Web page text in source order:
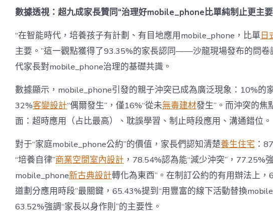
設
計
成
為
“成
西”，
而
非
“家
庭
戰
場”〉
中
數據透視：超九成家長贊同“治理好mobile_phone比單純制止更主
“在智能時代，培養孩子有計劃、有目地應用mobile_phone，比單日
主要。”這一觀點獲得了93.35%的家長認同——沙龍現場發布的問卷
代家長對mobile_phone治理的基礎共識。
數據顯示，mobile_phone引發的親子沖突已成為廣泛現象：10%的
32%客變設計“偶爾發生”，僅16%“從未無毒建材發生”。而沖突的焦
面：超時應用（占比最高）、耽誤學習、制止時段應用、溝通錯位。
對于“家庭mobile_phone公約”的價值，家長們認知清楚養生住宅 ：
“培養自律”商業空間室內設計 ，78.54%認為能“減少沖突”，77.25%
mobile_phone新古典設計轉化為東西”。在制訂公約的有用辦法上，
道劃分應用時段”最關鍵，65.43%提到“用豐富的線下活動替換
63.52%強調“家長以身作則”的主要性。